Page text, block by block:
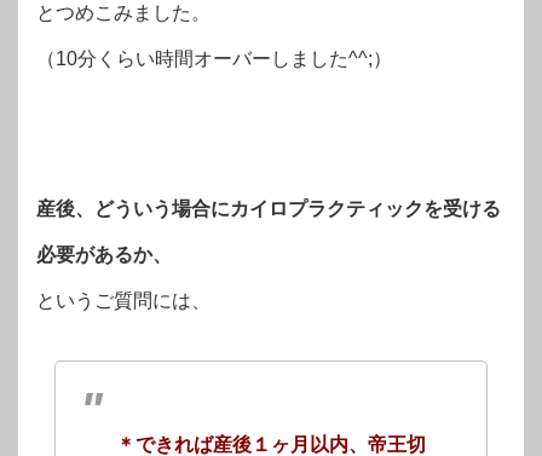
とつめこみました。
（10分くらい時間オーバーしました^^;）
産後、どういう場合にカイロプラクティックを受ける
必要があるか、
というご質問には、
＊できれば産後１ヶ月以内、帝王切